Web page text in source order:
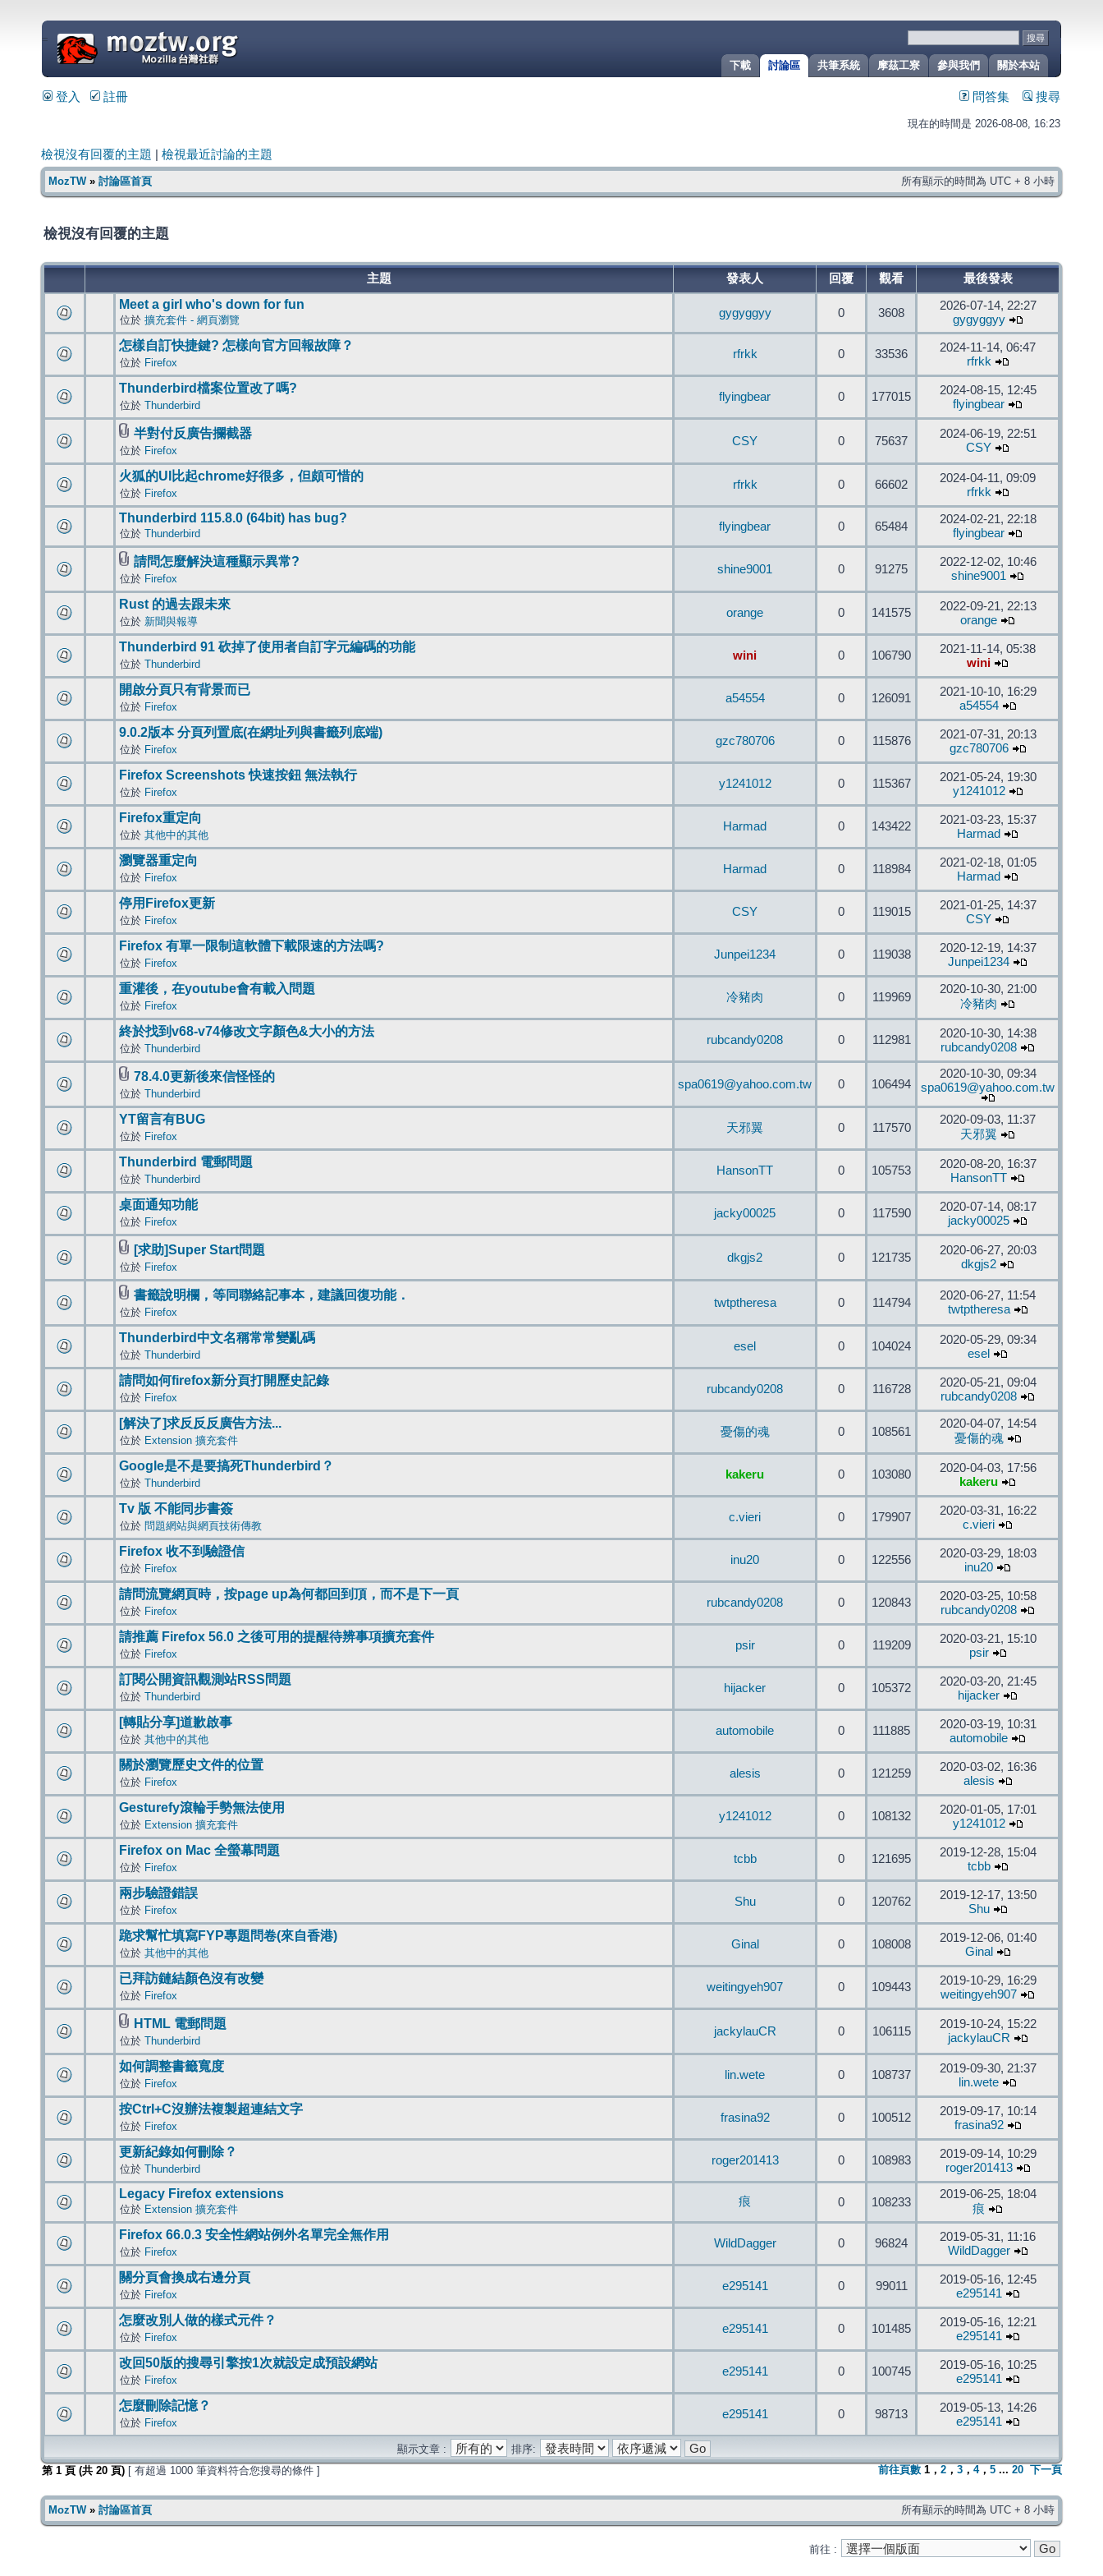
關於本站
參與我們
摩茲工寮
共筆系統
討論區
下載
=
登入 註冊 問答集 搜尋
現在的時間是 2026-08-08, 16:23
檢視沒有回覆的主題 檢視最近討論的主題
MozTW» 討論區首頁 所有顯示的時間為 UTC + 8 小時
檢視沒有回覆的主題
主題 發表人 回覆 觀看 最後發表
Meet a girl who's down for fun
位於 擴充套件 - 網頁瀏覽
gygyggyy 0 3608
2026-07-14, 22:27
gygyggyy
怎樣自訂快捷鍵? 怎樣向官方回報故障？
位於 Firefox
rfrkk 0 33536
2024-11-14, 06:47
rfrkk
Thunderbird檔案位置改了嗎?
位於 Thunderbird
flyingbear 0 177015
2024-08-15, 12:45
flyingbear
半對付反廣告攔截器
位於 Firefox
CSY 0 75637
2024-06-19, 22:51
CSY
火狐的UI比起chrome好很多，但頗可惜的
位於 Firefox
rfrkk 0 66602
2024-04-11, 09:09
rfrkk
Thunderbird 115.8.0 (64bit) has bug?
位於 Thunderbird
flyingbear 0 65484
2024-02-21, 22:18
flyingbear
請問怎麼解決這種顯示異常?
位於 Firefox
shine9001 0 91275
2022-12-02, 10:46
shine9001
Rust 的過去跟未來
位於 新聞與報導
orange 0 141575
2022-09-21, 22:13
orange
Thunderbird 91 砍掉了使用者自訂字元編碼的功能
位於 Thunderbird
wini 0 106790
2021-11-14, 05:38
wini
開啟分頁只有背景而已
位於 Firefox
a54554 0 126091
2021-10-10, 16:29
a54554
9.0.2版本 分頁列置底(在網址列與書籤列底端)
位於 Firefox
gzc780706 0 115876
2021-07-31, 20:13
gzc780706
Firefox Screenshots 快速按鈕 無法執行
位於 Firefox
y1241012 0 115367
2021-05-24, 19:30
y1241012
Firefox重定向
位於 其他中的其他
Harmad 0 143422
2021-03-23, 15:37
Harmad
瀏覽器重定向
位於 Firefox
Harmad 0 118984
2021-02-18, 01:05
Harmad
停用Firefox更新
位於 Firefox
CSY 0 119015
2021-01-25, 14:37
CSY
Firefox 有單一限制這軟體下載限速的方法嗎?
位於 Firefox
Junpei1234 0 119038
2020-12-19, 14:37
Junpei1234
重灌後，在youtube會有載入問題
位於 Firefox
冷豬肉 0 119969
2020-10-30, 21:00
冷豬肉
終於找到v68-v74修改文字顏色&大小的方法
位於 Thunderbird
rubcandy0208 0 112981
2020-10-30, 14:38
rubcandy0208
78.4.0更新後來信怪怪的
位於 Thunderbird
spa0619@yahoo.com.tw 0 106494
2020-10-30, 09:34
spa0619@yahoo.com.tw
YT留言有BUG
位於 Firefox
天邪翼 0 117570
2020-09-03, 11:37
天邪翼
Thunderbird 電郵問題
位於 Thunderbird
HansonTT 0 105753
2020-08-20, 16:37
HansonTT
桌面通知功能
位於 Firefox
jacky00025 0 117590
2020-07-14, 08:17
jacky00025
[求助]Super Start問題
位於 Firefox
dkgjs2 0 121735
2020-06-27, 20:03
dkgjs2
書籤說明欄，等同聯絡記事本，建議回復功能．
位於 Firefox
twtptheresa 0 114794
2020-06-27, 11:54
twtptheresa
Thunderbird中文名稱常常變亂碼
位於 Thunderbird
esel 0 104024
2020-05-29, 09:34
esel
請問如何firefox新分頁打開歷史記錄
位於 Firefox
rubcandy0208 0 116728
2020-05-21, 09:04
rubcandy0208
[解決了]求反反反廣告方法...
位於 Extension 擴充套件
憂傷的魂 0 108561
2020-04-07, 14:54
憂傷的魂
Google是不是要搞死Thunderbird？
位於 Thunderbird
kakeru 0 103080
2020-04-03, 17:56
kakeru
Tv 版 不能同步書簽
位於 問題網站與網頁技術傳教
c.vieri 0 179907
2020-03-31, 16:22
c.vieri
Firefox 收不到驗證信
位於 Firefox
inu20 0 122556
2020-03-29, 18:03
inu20
請問流覽網頁時，按page up為何都回到頂，而不是下一頁
位於 Firefox
rubcandy0208 0 120843
2020-03-25, 10:58
rubcandy0208
請推薦 Firefox 56.0 之後可用的提醒待辨事項擴充套件
位於 Firefox
psir 0 119209
2020-03-21, 15:10
psir
訂閱公開資訊觀測站RSS問題
位於 Thunderbird
hijacker 0 105372
2020-03-20, 21:45
hijacker
[轉貼分享]道歉啟事
位於 其他中的其他
automobile 0 111885
2020-03-19, 10:31
automobile
關於瀏覽歷史文件的位置
位於 Firefox
alesis 0 121259
2020-03-02, 16:36
alesis
Gesturefy滾輪手勢無法使用
位於 Extension 擴充套件
y1241012 0 108132
2020-01-05, 17:01
y1241012
Firefox on Mac 全螢幕問題
位於 Firefox
tcbb 0 121695
2019-12-28, 15:04
tcbb
兩步驗證錯誤
位於 Firefox
Shu 0 120762
2019-12-17, 13:50
Shu
跪求幫忙填寫FYP專題問卷(來自香港)
位於 其他中的其他
Ginal 0 108008
2019-12-06, 01:40
Ginal
已拜訪鏈結顏色沒有改變
位於 Firefox
weitingyeh907 0 109443
2019-10-29, 16:29
weitingyeh907
HTML 電郵問題
位於 Thunderbird
jackylauCR 0 106115
2019-10-24, 15:22
jackylauCR
如何調整書籤寬度
位於 Firefox
lin.wete 0 108737
2019-09-30, 21:37
lin.wete
按Ctrl+C沒辦法複製超連結文字
位於 Firefox
frasina92 0 100512
2019-09-17, 10:14
frasina92
更新紀錄如何刪除？
位於 Thunderbird
roger201413 0 108983
2019-09-14, 10:29
roger201413
Legacy Firefox extensions
位於 Extension 擴充套件
痕 0 108233
2019-06-25, 18:04
痕
Firefox 66.0.3 安全性網站例外名單完全無作用
位於 Firefox
WildDagger 0 96824
2019-05-31, 11:16
WildDagger
關分頁會換成右邊分頁
位於 Firefox
e295141 0 99011
2019-05-16, 12:45
e295141
怎麼改別人做的樣式元件？
位於 Firefox
e295141 0 101485
2019-05-16, 12:21
e295141
改回50版的搜尋引擎按1次就設定成預設網站
位於 Firefox
e295141 0 100745
2019-05-16, 10:25
e295141
怎麼刪除記憶？
位於 Firefox
e295141 0 98713
2019-05-13, 14:26
e295141
顯示文章 :
排序:
第 1 頁 (共 20 頁) [ 有超過 1000 筆資料符合您搜尋的條件 ] 前往頁數 1 ， 2 ， 3 ， 4， 5 ... 20 下一頁
MozTW» 討論區首頁 所有顯示的時間為 UTC + 8 小時
前往 :